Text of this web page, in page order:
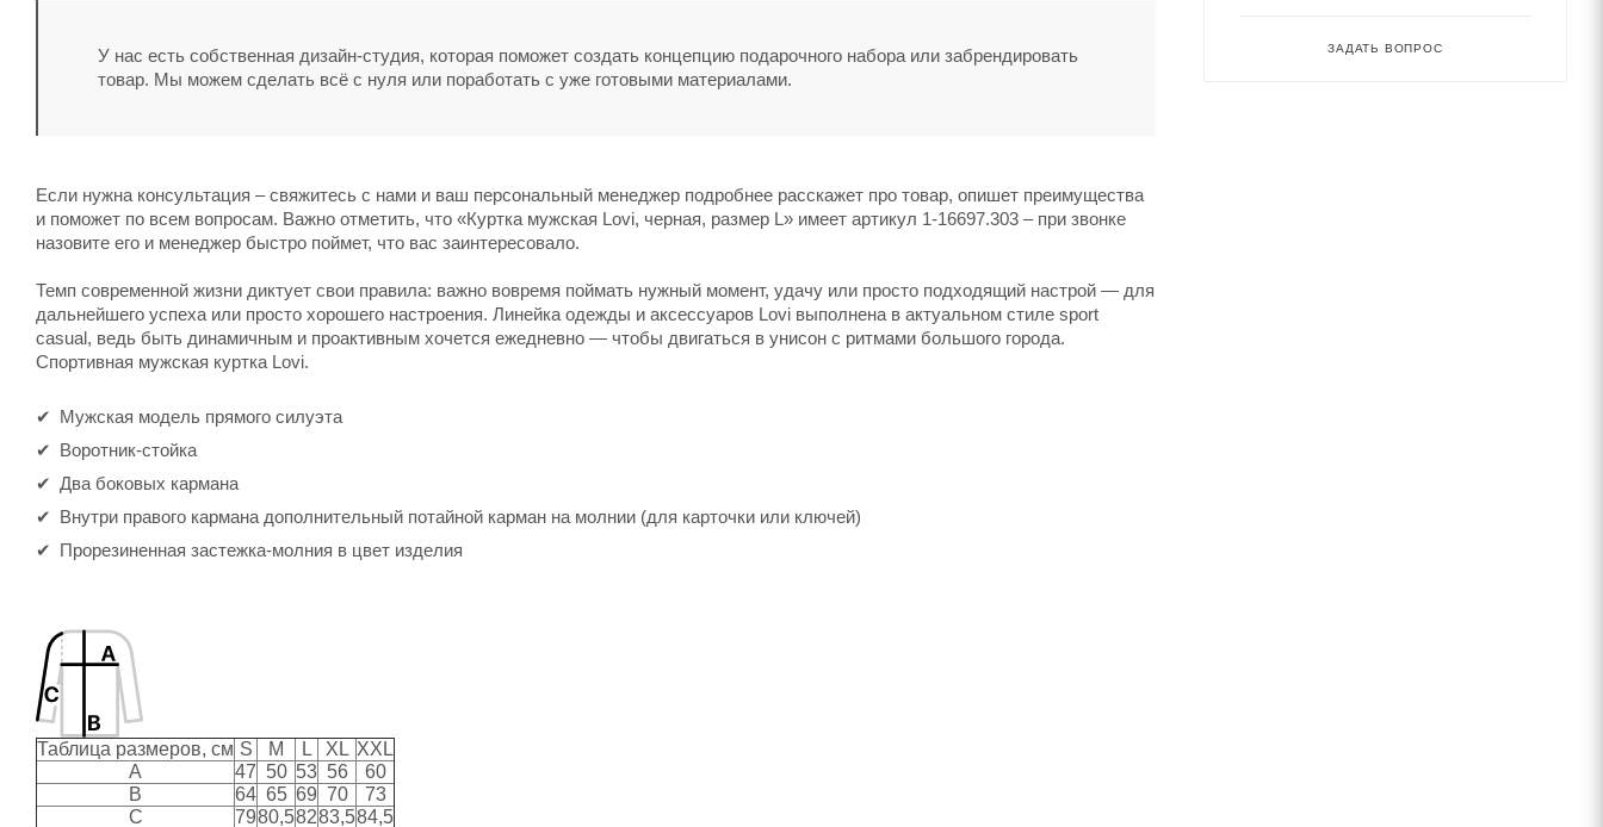
У нас есть собственная дизайн-студия, которая поможет создать концепцию подарочного набора или забрендировать
товар. Мы можем сделать всё с нуля или поработать с уже готовыми материалами.
Если нужна консультация – свяжитесь с нами и ваш персональный менеджер подробнее расскажет про товар, опишет преимущества
и поможет по всем вопросам. Важно отметить, что «Куртка мужская Lovi, черная, размер L» имеет артикул 1-16697.303 – при звонке
назовите его и менеджер быстро поймет, что вас заинтересовало.
Темп современной жизни диктует свои правила: важно вовремя поймать нужный момент, удачу или просто подходящий настрой — для
дальнейшего успеха или просто хорошего настроения. Линейка одежды и аксессуаров Lovi выполнена в актуальном стиле sport
casual, ведь быть динамичным и проактивным хочется ежедневно — чтобы двигаться в унисон с ритмами большого города.
Спортивная мужская куртка Lovi.
Мужская модель прямого силуэта
Воротник-стойка
Два боковых кармана
Внутри правого кармана дополнительный потайной карман на молнии (для карточки или ключей)
Прорезиненная застежка-молния в цвет изделия
Таблица размеров, см S M L XL XXL
A
47 50 53 56
60
B
64 65 69 70
73
C
7980,58283,584,5
ЗАДАТЬ ВОПРОС